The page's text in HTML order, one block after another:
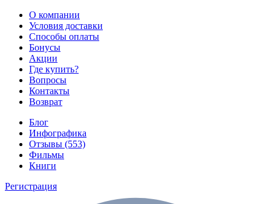
О компании
Условия доставки
Способы оплаты
Бонусы
Акции
Где купить?
Вопросы
Контакты
Возврат
Блог
Инфографика
Отзывы (553)
Фильмы
Книги
Регистрация